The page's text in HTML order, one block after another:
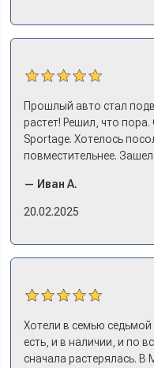
Прошлый авто стал
растет! Решил, что
Sportage. Хотелось
повместительнее.
и прям мое! Даже не
вылезая из него и
— Иван А.
20.02.2025
Хотели в семью
есть, и в наличии, и по
сначала растерялась.